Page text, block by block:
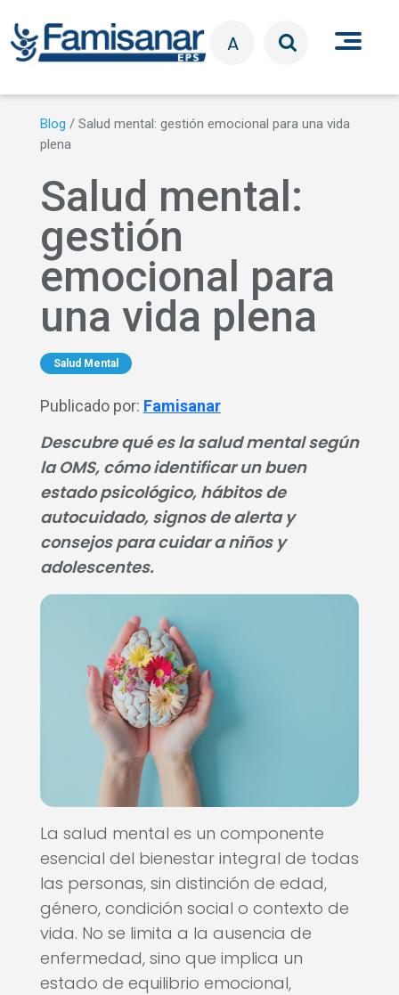
A
Blog / Salud mental: gestión emocional para una vida
plena
Salud mental:
gestión
emocional para
una vida plena
Salud Mental
Publicado por: Famisanar
Descubre qué es la salud mental según
la OMS, cómo identificar un buen
estado psicológico, hábitos de
autocuidado, signos de alerta y
consejos para cuidar a niños y
adolescentes.
La salud mental es un componente
esencial del bienestar integral de todas
las personas, sin distinción de edad,
género, condición social o contexto de
vida. No se limita a la ausencia de
enfermedad, sino que implica un
estado de equilibrio emocional,